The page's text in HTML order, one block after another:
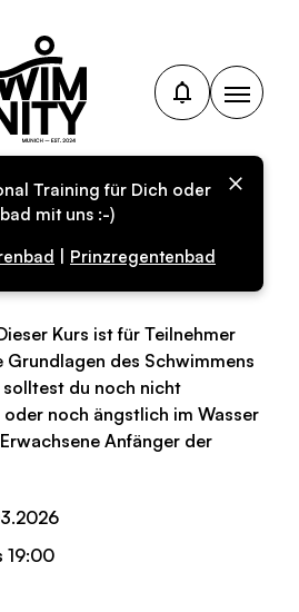
Training für Dich oder
mit uns :-)
Prinzregentenbad
Training für
Kurs ist für Teilnehmer
des Schwimmens
du noch nicht
noch ängstlich im Wasser
Anfänger der
19:00